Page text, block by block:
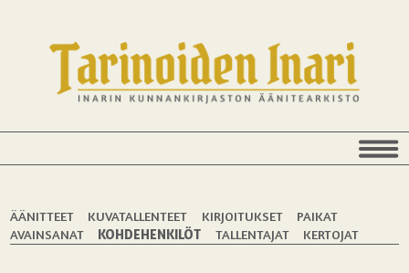
ÄÄNITTEET KUVATALLENTEET KIRJOITUKSET
PAIKAT
AVAINSANAT
KOHDEHENKILÖT TALLENTAJAT KERTOJAT